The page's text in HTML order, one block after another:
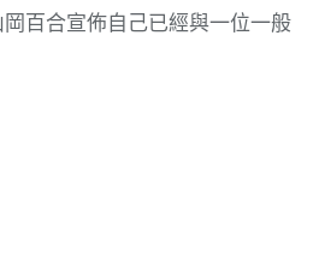
百合宣佈自己已經與一位一般